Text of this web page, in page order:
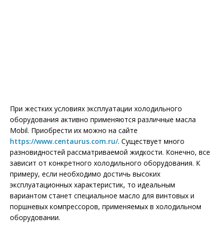
При жестких условиях эксплуатации холодильного
оборудования активно применяются различные масла
Mobil. Приобрести их можно на сайте
https://www.centaurus.com.ru/. Существует много
разновидностей рассматриваемой жидкости. Конечно, все
зависит от конкретного холодильного оборудования. К
примеру, если необходимо достичь высоких
эксплуатационных характеристик, то идеальным
вариантом станет специальное масло для винтовых и
поршневых компрессоров, применяемых в холодильном
оборудовании.